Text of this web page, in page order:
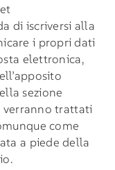
di iscriversi alla
i propri dati
elettronica,
sezione
verranno trattati
come
a piede della